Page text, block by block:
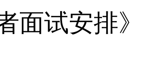
面试安排